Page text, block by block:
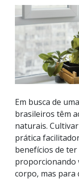
Em busca de
brasileiros têm
naturais.
prática
benefícios de
proporcionando
corpo, mas para